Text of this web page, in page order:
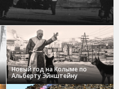
Новый год на Колыме по
Альберту Эйнштейну